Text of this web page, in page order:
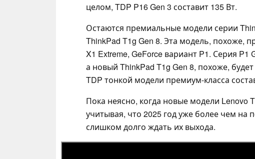
целом, TDP P16 Gen 3 составит 135 Вт.
Остаются премиальные модели серии
ThinkPad T1g Gen 8. Эта модель, похоже,
X1 Extreme, GeForce вариант P1. Серия P1
а новый ThinkPad T1g Gen 8, похоже,
TDP тонкой модели премиум-класса
Пока неясно, когда новые модели Lenovo
учитывая, что 2025 год уже более чем на
слишком долго ждать их выхода.